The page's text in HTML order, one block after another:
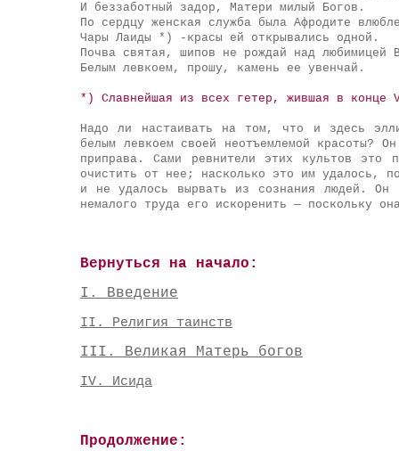
И беззаботный задор, Матери милый Богов.
По сердцу женская служба была Афродите
Чары Лаиды *) -красы ей открывались одной.
Почва святая, шипов не рождай над любимицей
Белым левкоем, прошу, камень ее увенчай.
*) Славнейшая из всех гетер, жившая в конце
Надо ли настаивать на том, что и здесь
белым левкоем своей неотъемлемой красоты?
приправа. Сами ревнители этих культов
очистить от нее; насколько это им удалось,
и не удалось вырвать из сознания людей. Он
немалого труда его искоренить — поскольку
Вернуться на начало:
I. Введение
II. Религия таинств
III. Великая Матерь богов
IV. Исида
Продолжение: